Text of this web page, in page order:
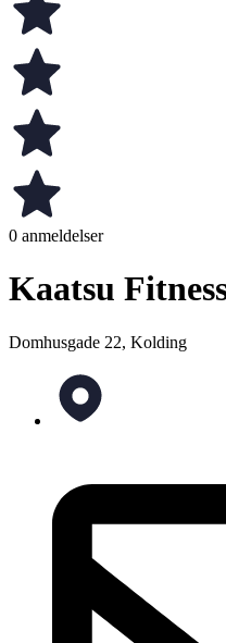
0 anmeldelser
Kaatsu
Domhusgade 22, Kolding